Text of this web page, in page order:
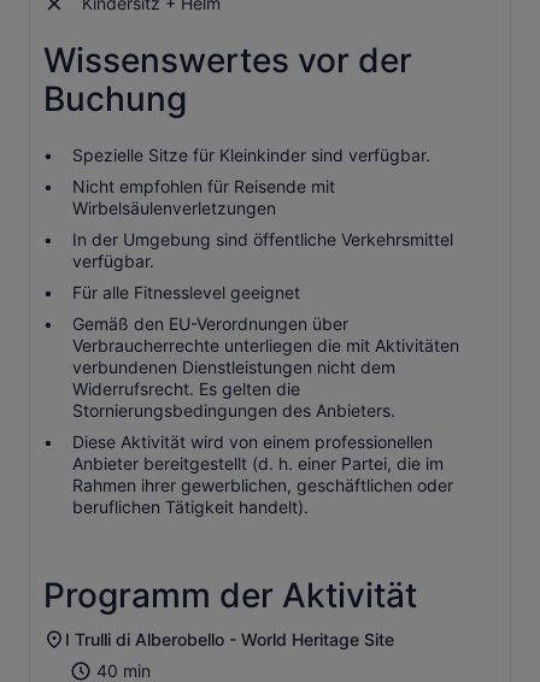
Wissenswertes vor der
Buchung
Spezielle Sitze für Kleinkinder sind verfügbar.
Nicht empfohlen für Reisende mit
Wirbelsäulenverletzungen
In der Umgebung sind öffentliche Verkehrsmittel
verfügbar.
Für alle Fitnesslevel geeignet
Gemäß den EU-Verordnungen über
Verbraucherrechte unterliegen die mit Aktivitäten
verbundenen Dienstleistungen nicht dem
Widerrufsrecht. Es gelten die
Stornierungsbedingungen des Anbieters.
Diese Aktivität wird von einem professionellen
Anbieter bereitgestellt (d. h. einer Partei, die im
Rahmen ihrer gewerblichen, geschäftlichen oder
beruflichen Tätigkeit handelt).
Programm der Aktivität
I Trulli di Alberobello - World Heritage Site
40 min